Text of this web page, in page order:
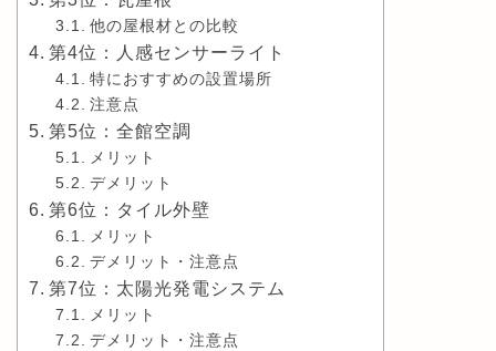
他の屋根材との比較
第4位：人感センサーライト
特におすすめの設置場所
注意点
第5位：全館空調
メリット
デメリット
第6位：タイル外壁
メリット
デメリット・注意点
第7位：太陽光発電システム
メリット
デメリット・注意点